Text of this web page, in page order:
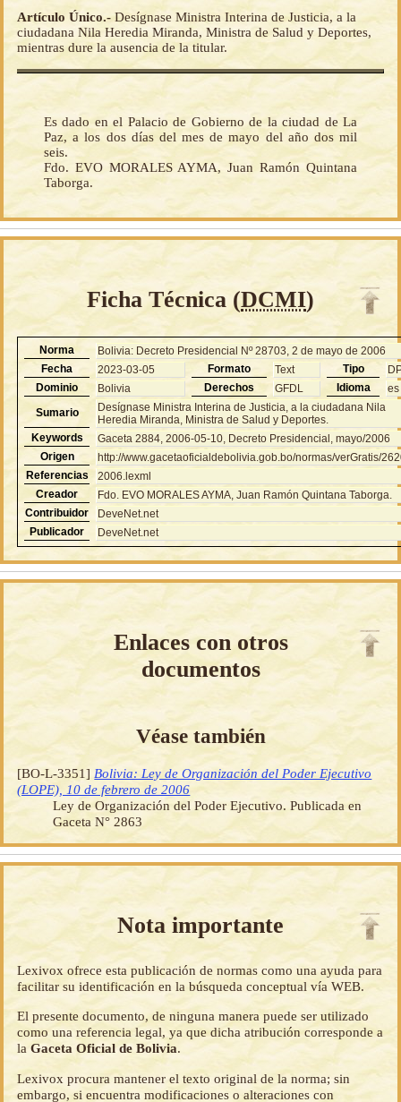
Artículo Único.- Desígnase Ministra Interina de Justicia, a la
ciudadana Nila Heredia Miranda, Ministra de Salud y Deportes,
mientras dure la ausencia de la titular.
Es dado en el Palacio de Gobierno de la ciudad de La
Paz, a los dos días del mes de mayo del año dos mil
seis.
Fdo. EVO MORALES AYMA, Juan Ramón Quintana
Taborga.
Ficha Técnica (DCMI)
Norma
Bolivia: Decreto Presidencial Nº 28703, 2 de mayo de 2006
Fecha
2023-03-05 Formato Text Tipo
Dominio
Bolivia Derechos GFDL Idioma
es
Sumario
Desígnase Ministra Interina de Justicia, a la ciudadana Nila
Heredia Miranda, Ministra de Salud y Deportes.
Keywords
Gaceta 2884, 2006-05-10, Decreto Presidencial, mayo/2006
Origen
http://www.gacetaoficialdebolivia.gob.bo/normas/verGratis/
Referencias
2006.lexml
Creador
Fdo. EVO MORALES AYMA, Juan Ramón Quintana Taborga.
Contribuidor
DeveNet.net
Publicador
DeveNet.net
Enlaces con otros
documentos
Véase también
[BO-L-3351] Bolivia: Ley de Organización del Poder Ejecutivo
(LOPE), 10 de febrero de 2006
Ley de Organización del Poder Ejecutivo. Publicada en
Gaceta N° 2863
Nota importante
Lexivox ofrece esta publicación de normas como una ayuda para
facilitar su identificación en la búsqueda conceptual vía WEB.
El presente documento, de ninguna manera puede ser utilizado
como una referencia legal, ya que dicha atribución corresponde a
laGaceta Oficial de Bolivia.
Lexivox procura mantener el texto original de la norma; sin
embargo, si encuentra modificaciones o alteraciones con